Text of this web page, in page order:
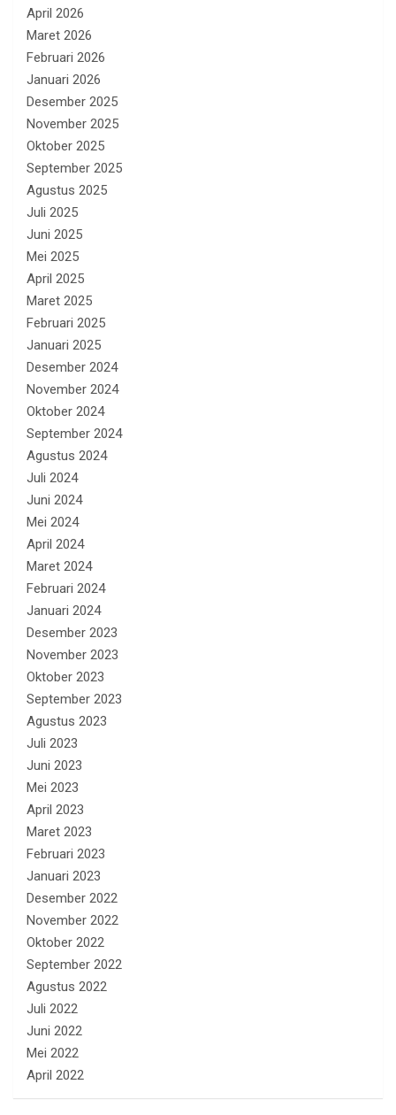
April 2026
Maret 2026
Februari 2026
Januari 2026
Desember 2025
November 2025
Oktober 2025
September 2025
Agustus 2025
Juli 2025
Juni 2025
Mei 2025
April 2025
Maret 2025
Februari 2025
Januari 2025
Desember 2024
November 2024
Oktober 2024
September 2024
Agustus 2024
Juli 2024
Juni 2024
Mei 2024
April 2024
Maret 2024
Februari 2024
Januari 2024
Desember 2023
November 2023
Oktober 2023
September 2023
Agustus 2023
Juli 2023
Juni 2023
Mei 2023
April 2023
Maret 2023
Februari 2023
Januari 2023
Desember 2022
November 2022
Oktober 2022
September 2022
Agustus 2022
Juli 2022
Juni 2022
Mei 2022
April 2022